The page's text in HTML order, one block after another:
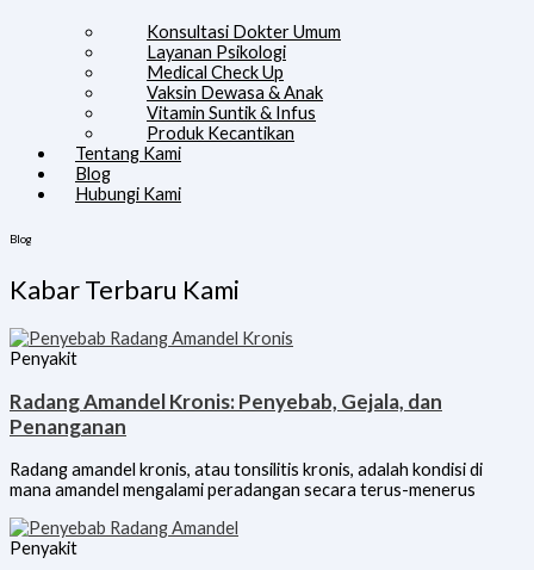
Konsultasi Dokter Umum
Layanan Psikologi
Medical Check Up
Vaksin Dewasa & Anak
Vitamin Suntik & Infus
Produk Kecantikan
Tentang Kami
Blog
Hubungi Kami
Blog
Kabar Terbaru Kami
Penyakit
Radang Amandel Kronis: Penyebab, Gejala, dan
Penanganan
Radang amandel kronis, atau tonsilitis kronis, adalah kondisi di
mana amandel mengalami peradangan secara terus-menerus
Penyakit